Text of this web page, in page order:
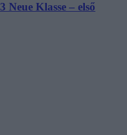
Klasse – első